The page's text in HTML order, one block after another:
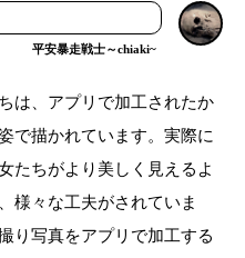
平安暴走戦士～chiaki~
は、アプリで加工されたか
で描かれています。実際に
たちがより美しく見えるよ
様々な工夫がされていま
り写真をアプリで加工する